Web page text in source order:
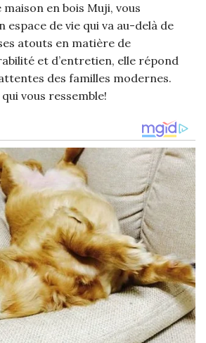
en bois Muji, vous
espace de vie qui va au-delà de
atouts en matière de
et d’entretien, elle répond
des familles modernes.
vous ressemble!